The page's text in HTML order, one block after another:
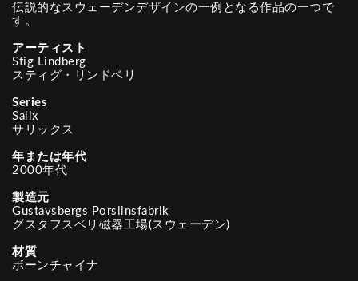
伝説的なスウェーデンデザインの一例となる作品の一つで
す。
アーティスト
Stig Lindberg
スティグ・リンドベリ
Series
Salix
サリックス
年または年代
2000年代
製造元
Gustavsbergs Porslinsfabrik
グスタフスベリ磁器工場(スウェーデン)
材質
ボーンチャイナ